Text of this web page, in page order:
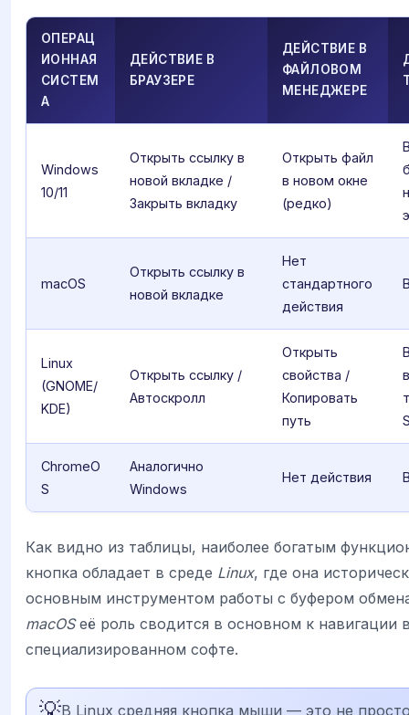
ОПЕРАЦ
ИОННАЯ
СИСТЕМ
А
ДЕЙСТВИЕ В
БРАУЗЕРЕ
ДЕЙСТВИЕ В
ФАЙЛОВОМ
МЕНЕДЖЕРЕ
Windows
10/11
Открыть ссылку в
новой вкладке /
Закрыть вкладку
Открыть файл
в новом окне
(редко)
macOS
Открыть ссылку в
новой вкладке
Нет
стандартного
действия
Linux
(GNOME/
KDE)
Открыть ссылку /
Автоскролл
Открыть
свойства /
Копировать
путь
ChromeO
S
Аналогично
Windows
Нет действия
Как видно из таблицы, наиболее богатым
кнопка обладает в среде Linux, где она
основным инструментом работы с буфером
macOSеё роль сводится в основном к навигации
специализированном софте.
В Linux средняя кнопка мыши — это не